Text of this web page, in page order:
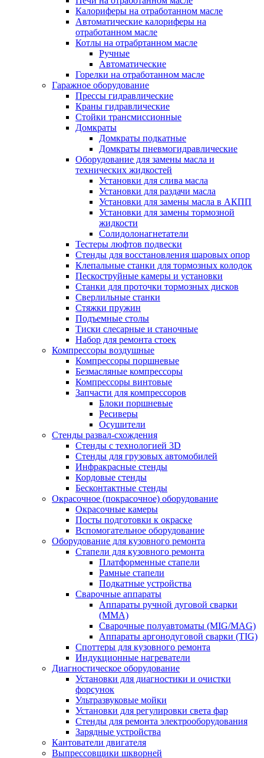
Калориферы на отработанном масле
Автоматические калориферы на
отработанном масле
Котлы на отрабртанном масле
Ручные
Автоматические
Горелки на отработанном масле
Гаражное оборудование
Прессы гидравлические
Краны гидравлические
Стойки трансмиссионные
Домкраты
Домкраты подкатные
Домкраты пневмогидравлические
Оборудование для замены масла и
технических жидкостей
Установки для слива масла
Установки для раздачи масла
Установки для замены масла в АКПП
Установки для замены тормозной
жидкости
Солидолонагнетатели
Тестеры люфтов подвески
Стенды для восстановления шаровых опор
Клепальные станки для тормозных колодок
Пескоструйные камеры и установки
Станки для проточки тормозных дисков
Сверлильные станки
Стяжки пружин
Подъемные столы
Тиски слесарные и станочные
Набор для ремонта стоек
Компрессоры воздушные
Компрессоры поршневые
Безмасляные компрессоры
Компрессоры винтовые
Запчасти для компрессоров
Блоки поршневые
Ресиверы
Осушители
Стенды развал-схождения
Стенды с технологией 3D
Стенды для грузовых автомобилей
Инфракрасные стенды
Кордовые стенды
Бесконтактные стенды
Окрасочное (покрасочное) оборудование
Окрасочные камеры
Посты подготовки к окраске
Вспомогательное оборудование
Оборудование для кузовного ремонта
Стапели для кузовного ремонта
Платформенные стапели
Рамные стапели
Подкатные устройства
Сварочные аппараты
Аппараты ручной дуговой сварки
(MMA)
Сварочные полуавтоматы (MIG/MAG)
Аппараты аргонодуговой сварки (TIG)
Споттеры для кузовного ремонта
Индукционные нагреватели
Диагностическое оборудование
Установки для диагностики и очистки
форсунок
Ультразвуковые мойки
Установки для регулировки света фар
Стенды для ремонта электрооборудования
Зарядные устройства
Кантователи двигателя
Выпрессовщики шкворней